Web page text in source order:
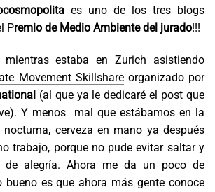
es uno de los tres blogs
Premio de Medio Ambiente del jurado!!!
estaba en Zurich asistiendo
Movement Skillshareorganizado por
(al que ya le dedicaré el post que
Y menos mal que estábamos en la
cerveza en mano ya después
trabajo, porque no pude evitar saltar y
de alegría. Ahora me da un poco de
bueno es que ahora más gente conoce